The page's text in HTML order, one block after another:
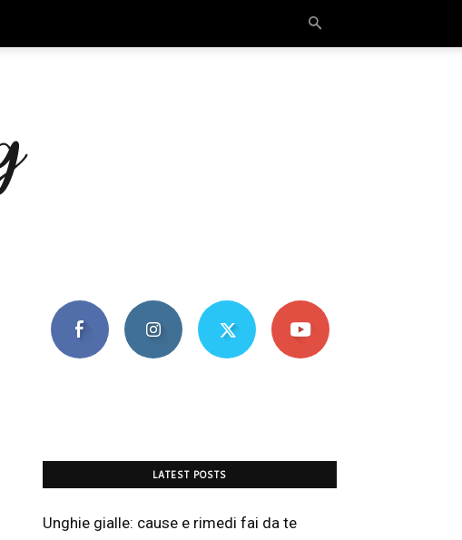
LATEST POSTS
Unghie gialle: cause e rimedi fai da te